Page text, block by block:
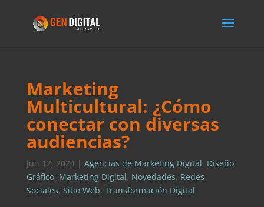
Marketing
Multicultural: ¿Cómo
conectar con diversas
audiencias?
Jun 12, 2024| Agencias de Marketing Digital, Diseño
Gráfico, Marketing Digital, Novedades, Redes
Sociales, Sitio Web, Transformación Digital